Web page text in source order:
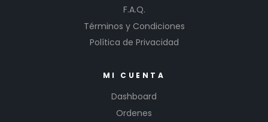
F.A.Q.
Términos y Condiciones
Política de Privacidad
MI CUENTA
Dashboard
Ordenes